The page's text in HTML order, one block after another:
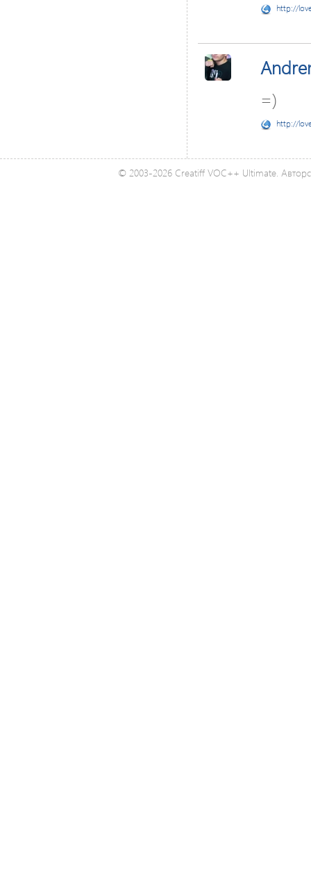
http://
=)
http://
© 2003-2026 Creatiff VOC++ Ultimate.